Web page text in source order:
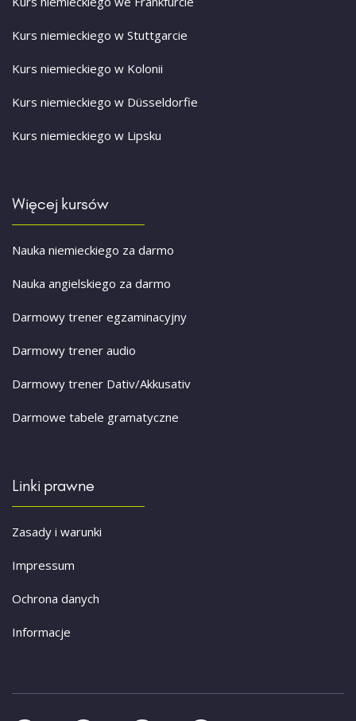
Kurs niemieckiego w Stuttgarcie
Kurs niemieckiego w Kolonii
Kurs niemieckiego w Düsseldorfie
Kurs niemieckiego w Lipsku
Więcej kursów
Nauka niemieckiego za darmo
Nauka angielskiego za darmo
Darmowy trener egzaminacyjny
Darmowy trener audio
Darmowy trener Dativ/Akkusativ
Darmowe tabele gramatyczne
Linki prawne
Zasady i warunki
Impressum
Ochrona danych
Informacje